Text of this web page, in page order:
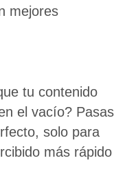
mejores
tu contenido
el vacío? Pasas
solo para
más rápido